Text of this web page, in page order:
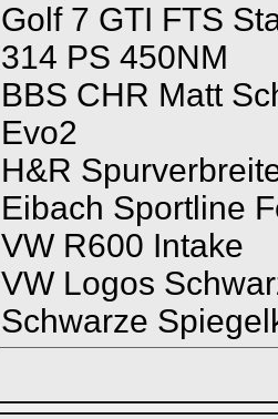
Golf 7 GTI FTS
314 PS 450NM
BBS CHR Matt
Evo2
H&R
Eibach Sportline
VW R600 Intake
VW Logos
Schwarze